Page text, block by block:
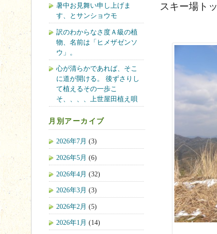
スキー場ト
暑中お見舞い申し上げま
す、とサンショウモ
訳のわからなさ度Ａ級の植
物、名前は「ヒメザゼンソ
ウ」。
心が清らかであれば、そこ
に道が開ける。 後ずさりし
て植えるその一歩こ
そ、、、、上世屋田植え唄
月別アーカイブ
2026年7月 (3)
2026年5月 (6)
2026年4月 (32)
2026年3月 (3)
2026年2月 (5)
2026年1月 (14)